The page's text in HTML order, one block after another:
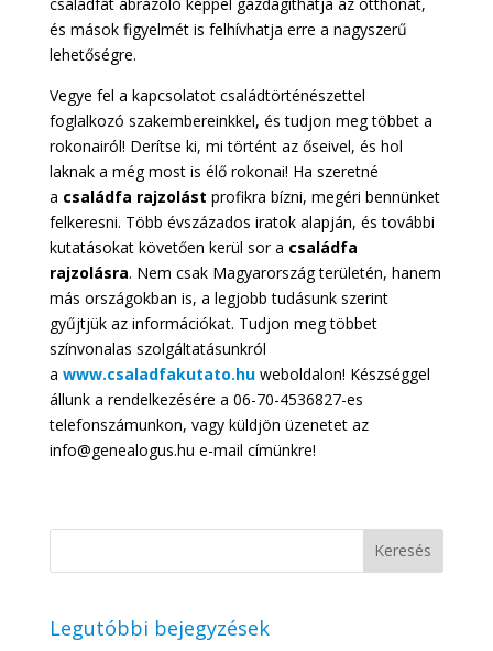
és mások figyelmét is felhívhatja erre a nagyszerű
lehetőségre.
Vegye fel a kapcsolatot családtörténészettel
foglalkozó szakembereinkkel, és tudjon meg többet a
rokonairól! Derítse ki, mi történt az őseivel, és hol
laknak a még most is élő rokonai! Ha szeretné
a családfa rajzolást profikra bízni, megéri bennünket
felkeresni. Több évszázados iratok alapján, és további
kutatásokat követően kerül sor a családfa
rajzolásra. Nem csak Magyarország területén, hanem
más országokban is, a legjobb tudásunk szerint
gyűjtjük az információkat. Tudjon meg többet
színvonalas szolgáltatásunkról
a www.csaladfakutato.huweboldalon! Készséggel
állunk a rendelkezésére a 06-70-4536827-es
telefonszámunkon, vagy küldjön üzenetet az
info@genealogus.hu e-mail címünkre!
Legutóbbi bejegyzések